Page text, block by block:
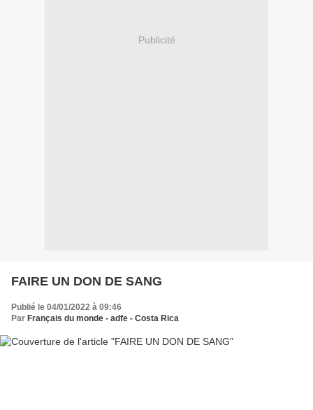
Publicité
FAIRE UN DON DE SANG
Publié le 04/01/2022 à 09:46
Par Français du monde - adfe - Costa Rica